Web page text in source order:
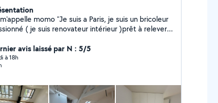
momo "Je suis a Paris, je suis un bricoleur
( je suis renovateur intérieur )prêt à relever
, je suis à votre service avec sérieux et
Faites-moi confiance pour transformer vos
en réalité et résoudre vos petits problèmes avec
avis laissé par N : 5/5
à 18h